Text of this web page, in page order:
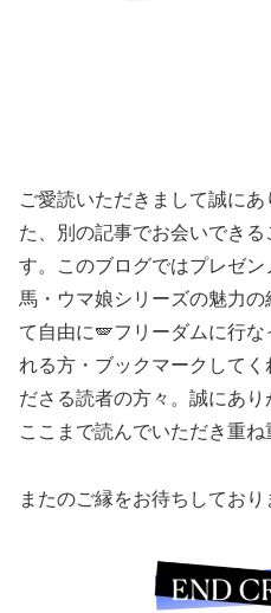
ご愛読いただきまして誠に
た、別の記事でお会いでき
す。このブログではプレゼ
馬・ウマ娘シリーズの魅力
て自由に🪽フリーダムに行
れる方・ブックマークして
ださる読者の方々。誠にあり
ここまで読んでいただき重ね
またのご縁をお待ちしており